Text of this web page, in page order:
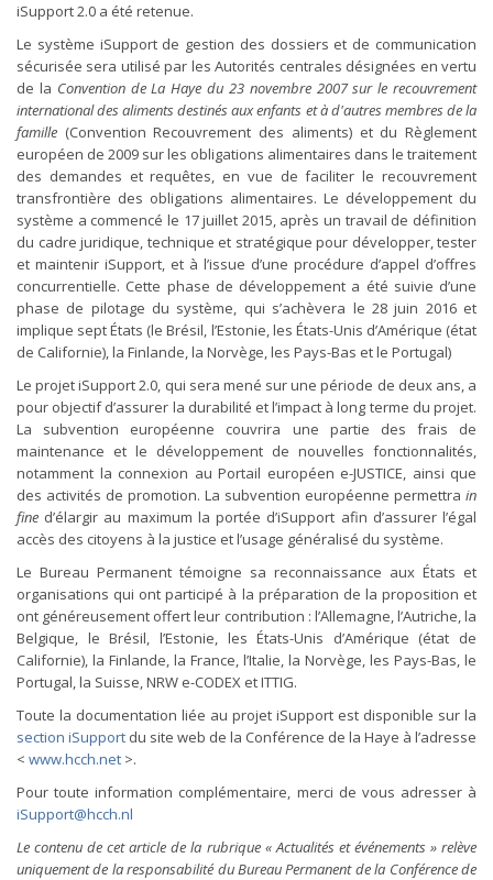
iSupport 2.0 a été retenue.
Le système iSupport de gestion des dossiers et de communication
sécurisée sera utilisé par les Autorités centrales désignées en vertu
de la Convention de La Haye du 23 novembre 2007 sur le recouvrement
international des aliments destinés aux enfants et à d'autres membres de la
famille (Convention Recouvrement des aliments) et du Règlement
européen de 2009 sur les obligations alimentaires dans le traitement
des demandes et requêtes, en vue de faciliter le recouvrement
transfrontière des obligations alimentaires. Le développement du
système a commencé le 17 juillet 2015, après un travail de définition
du cadre juridique, technique et stratégique pour développer, tester
et maintenir iSupport, et à l’issue d’une procédure d’appel d’offres
concurrentielle. Cette phase de développement a été suivie d’une
phase de pilotage du système, qui s’achèvera le 28 juin 2016 et
implique sept États (le Brésil, l’Estonie, les États-Unis d’Amérique (état
de Californie), la Finlande, la Norvège, les Pays-Bas et le Portugal)
Le projet iSupport 2.0, qui sera mené sur une période de deux ans, a
pour objectif d’assurer la durabilité et l’impact à long terme du projet.
La subvention européenne couvrira une partie des frais de
maintenance et le développement de nouvelles fonctionnalités,
notamment la connexion au Portail européen e-JUSTICE, ainsi que
des activités de promotion. La subvention européenne permettra in
fine d’élargir au maximum la portée d’iSupport afin d’assurer l’égal
accès des citoyens à la justice et l’usage généralisé du système.
Le Bureau Permanent témoigne sa reconnaissance aux États et
organisations qui ont participé à la préparation de la proposition et
ont généreusement offert leur contribution : l’Allemagne, l’Autriche, la
Belgique, le Brésil, l’Estonie, les États-Unis d’Amérique (état de
Californie), la Finlande, la France, l’Italie, la Norvège, les Pays-Bas, le
Portugal, la Suisse, NRW e-CODEX et ITTIG.
Toute la documentation liée au projet iSupport est disponible sur la
section iSupport du site web de la Conférence de la Haye à l’adresse
< www.hcch.net >.
Pour toute information complémentaire, merci de vous adresser à
iSupport@hcch.nl
Le contenu de cet article de la rubrique « Actualités et événements » relève
uniquement de la responsabilité du Bureau Permanent de la Conférence de